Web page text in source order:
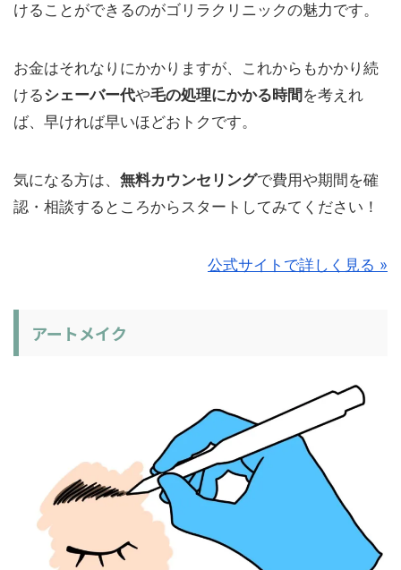
けることができるのがゴリラクリニックの魅力です。
お金はそれなりにかかりますが、これからもかかり続
けるシェーバー代や毛の処理にかかる時間 を考えれ
ば、早ければ早いほどおトクです。
気になる方は、 無料カウンセリングで費用や期間を確
認・相談するところからスタートしてみてください！
公式サイトで詳しく見る »
アートメイク